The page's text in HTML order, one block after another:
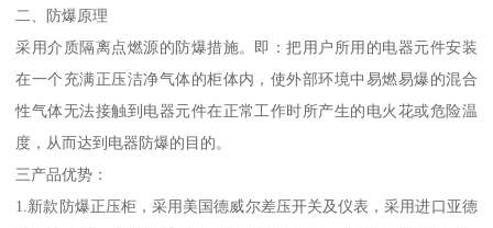
二、防爆原理
采用介质隔离点燃源的防爆措施。即：把用户所用的电器元件安装
在一个充满正压洁净气体的柜体内，使外部环境中易燃易爆的混合
性气体无法接触到电器元件在正常工作时所产生的电火花或危险温
度，从而达到电器防爆的目的。
三产品优势：
1.新款防爆正压柜，采用美国德威尔差压开关及仪表，采用进口亚德